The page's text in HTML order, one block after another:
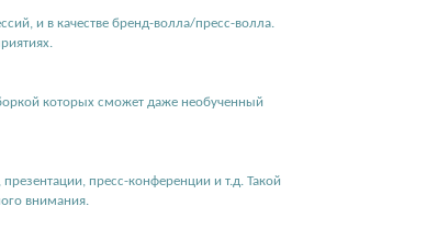
и в качестве бренд-волла/пресс-волла.
которых сможет даже необученный
пресс-конференции и т.д. Такой
внимания.